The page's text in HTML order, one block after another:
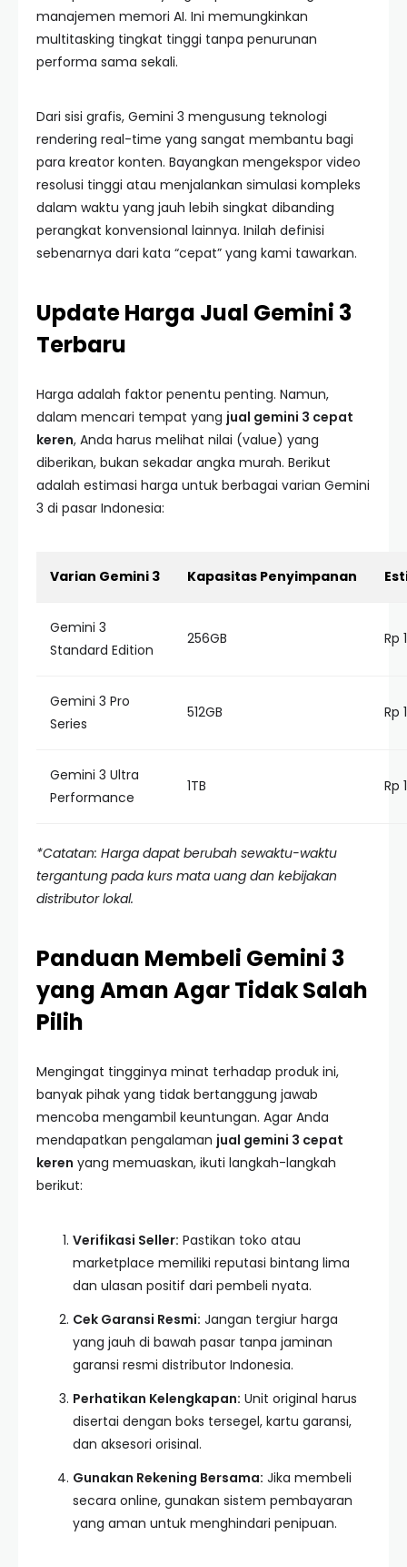
manajemen memori AI. Ini memungkinkan
multitasking tingkat tinggi tanpa penurunan
performa sama sekali.
Dari sisi grafis, Gemini 3 mengusung teknologi
rendering real-time yang sangat membantu bagi
para kreator konten. Bayangkan mengekspor video
resolusi tinggi atau menjalankan simulasi kompleks
dalam waktu yang jauh lebih singkat dibanding
perangkat konvensional lainnya. Inilah definisi
sebenarnya dari kata “cepat” yang kami tawarkan.
Update Harga Jual Gemini 3
Terbaru
Harga adalah faktor penentu penting. Namun,
dalam mencari tempat yang jual gemini 3 cepat
keren, Anda harus melihat nilai (value) yang
diberikan, bukan sekadar angka murah. Berikut
adalah estimasi harga untuk berbagai varian Gemini
3 di pasar Indonesia:
Varian Gemini 3 Kapasitas Penyimpanan
Gemini 3
Standard Edition
256GB Rp
Gemini 3 Pro
Series
512GB Rp
Gemini 3 Ultra
Performance
1TB Rp
*Catatan: Harga dapat berubah sewaktu-waktu
tergantung pada kurs mata uang dan kebijakan
distributor lokal.
Panduan Membeli Gemini 3
yang Aman Agar Tidak Salah
Pilih
Mengingat tingginya minat terhadap produk ini,
banyak pihak yang tidak bertanggung jawab
mencoba mengambil keuntungan. Agar Anda
mendapatkan pengalaman jual gemini 3 cepat
keren yang memuaskan, ikuti langkah-langkah
berikut:
Verifikasi Seller: Pastikan toko atau
marketplace memiliki reputasi bintang lima
dan ulasan positif dari pembeli nyata.
Cek Garansi Resmi: Jangan tergiur harga
yang jauh di bawah pasar tanpa jaminan
garansi resmi distributor Indonesia.
Perhatikan Kelengkapan: Unit original harus
disertai dengan boks tersegel, kartu garansi,
dan aksesori orisinal.
Gunakan Rekening Bersama: Jika membeli
secara online, gunakan sistem pembayaran
yang aman untuk menghindari penipuan.